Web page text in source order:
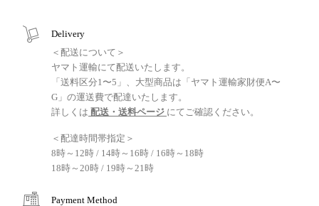
Delivery
＜配送について＞
ヤマト運輸にて配送いたします。
「送料区分1〜5」、大型商品は「ヤマト運輸家財便A〜
G」の運送費で配達いたします。
詳しくは 配送・送料ページ にてご確認ください。
＜配達時間帯指定＞
8時～12時 / 14時～16時 / 16時～18時
18時～20時 / 19時～21時
Payment Method